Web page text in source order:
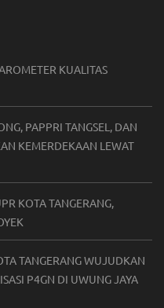
KUALITAS
PAPPRI TANGSEL, DAN
KEMERDEKAAN LEWAT
KOTA TANGERANG,
TANGERANG WUJUDKAN
P4GN DI UWUNG JAYA